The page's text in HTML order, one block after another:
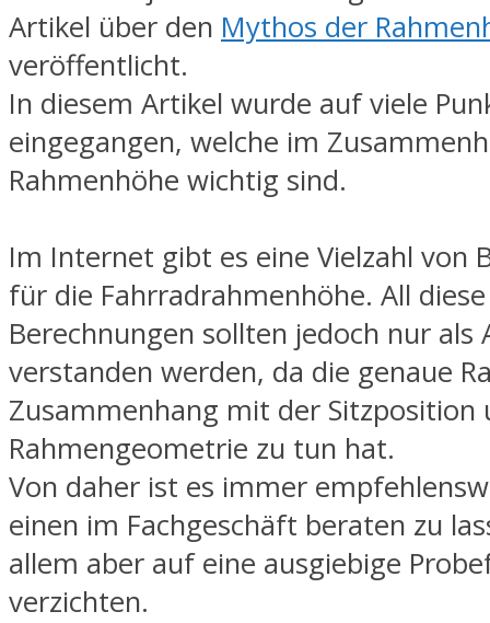
Artikel über den Mythos der
veröffentlicht.
In diesem Artikel wurde auf viele
eingegangen, welche im
Rahmenhöhe wichtig sind.
Im Internet gibt es eine Vielzahl von
für die Fahrradrahmenhöhe. All diese
Berechnungen sollten jedoch nur als
verstanden werden, da die genaue
Zusammenhang mit der Sitzposition
Rahmengeometrie zu tun hat.
Von daher ist es immer
einen im Fachgeschäft beraten zu
allem aber auf eine ausgiebige
verzichten.